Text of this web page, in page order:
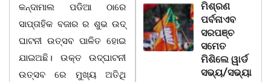
କନ୍ଦାମାଲ ପଡିଆ ଠାରେ
ସାପ୍ତାହିକ ବଜାର ର ଶୁଭ ଉଦ୍
ଘାଟନୀ ଉତ୍ସବ ପାଳିତ ହୋଇ
ଯାଇଅଛି। ଉକ୍ତ ଉଦ୍ଘାଟନୀ
ଉତ୍ସବ ରେ ମୁଖ୍ୟ ଅତିଥି
ମିଶ୍ରଣ
ପର୍ବନାଏବ
ସରପଞ୍ଚ
ସମେତ
ମିଶିଲେ ୱାର୍ଡ
ସଭ୍ୟ/ସଭ୍ୟା